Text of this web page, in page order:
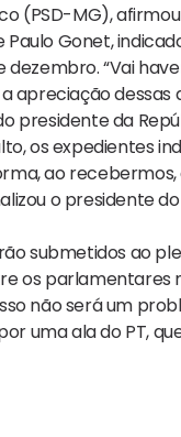
(PSD-MG),
Gonet,
dezembro. “Vai
apreciação
presidente da
os expedientes
ao
o presidente
submetidos ao
os parlamentares
não será um
uma ala do PT,